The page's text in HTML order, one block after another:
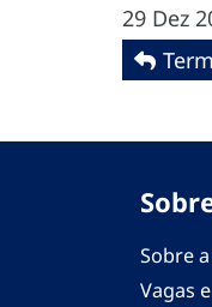
29 Dez
Sobre
Vagas